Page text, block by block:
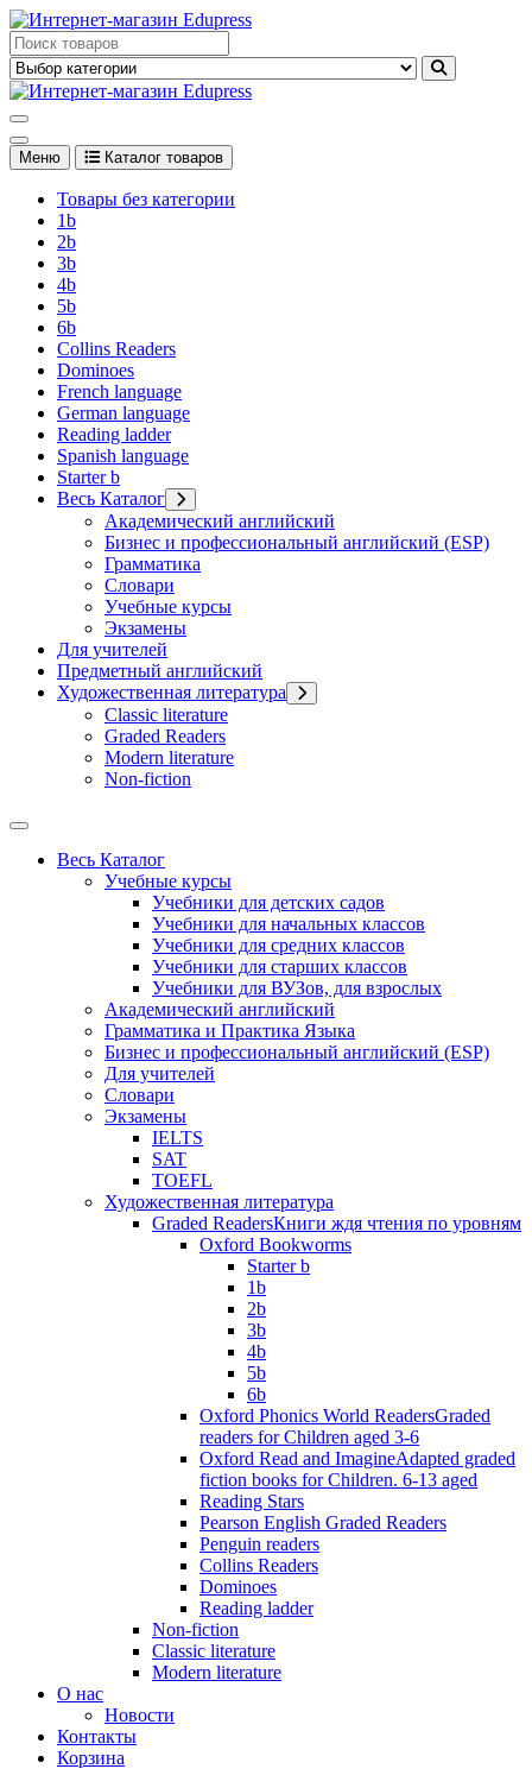
Перейти
к
содержимому
Edupress Uzbekistan, Edupress Узбекистан, книги, учебники на
английском языке
английском языке
Меню Каталог товаров
Товары без категории
1b
2b
3b
4b
5b
6b
Collins Readers
Dominoes
French language
German language
Reading ladder
Spanish language
Starter b
Весь Каталог
Академический английский
Бизнес и профессиональный английский (ESP)
Грамматика
Словари
Учебные курсы
Экзамены
Для учителей
Предметный английский
Художественная литература
Classic literature
Graded Readers
Modern literature
Non-fiction
Весь Каталог
Учебные курсы
Учебники для детских садов
Учебники для начальных классов
Учебники для средних классов
Учебники для старших классов
Учебники для ВУЗов, для взрослых
Академический английский
Грамматика и Практика Языка
Бизнес и профессиональный английский (ESP)
Для учителей
Словари
Экзамены
IELTS
SAT
TOEFL
Художественная литература
Graded ReadersКниги ждя чтения по уровням
Oxford Bookworms
Starter b
1b
2b
3b
4b
5b
6b
Oxford Phonics World ReadersGraded
readers for Children aged 3-6
Oxford Read and ImagineAdapted graded
fiction books for Children. 6-13 aged
Reading Stars
Pearson English Graded Readers
Penguin readers
Collins Readers
Dominoes
Reading ladder
Non-fiction
Classic literature
Modern literature
О нас
Новости
Контакты
Корзина